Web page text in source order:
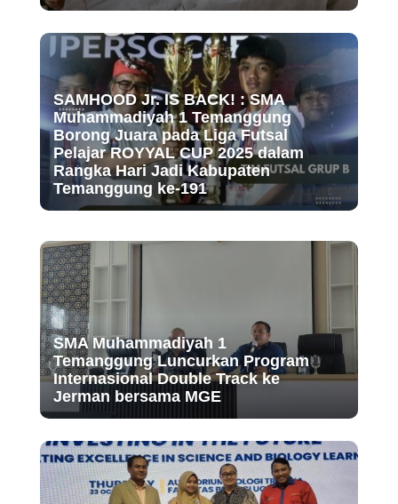
SAMHOOD Jr. IS BACK! : SMA
Muhammadiyah 1 Temanggung
Borong Juara pada Liga Futsal
Pelajar ROYYAL CUP 2025 dalam
Rangka Hari Jadi Kabupaten
Temanggung ke-191
SMA Muhammadiyah 1
Temanggung Luncurkan Program
Internasional Double Track ke
Jerman bersama MGE